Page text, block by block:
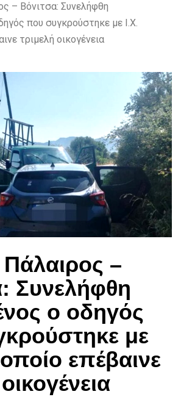
– Βόνιτσα: Συνελήφθη
που συγκρούστηκε με Ι.Χ.
τριμελή οικογένεια
–
Συνελήφθη
ο οδηγός
με
επέβαινε